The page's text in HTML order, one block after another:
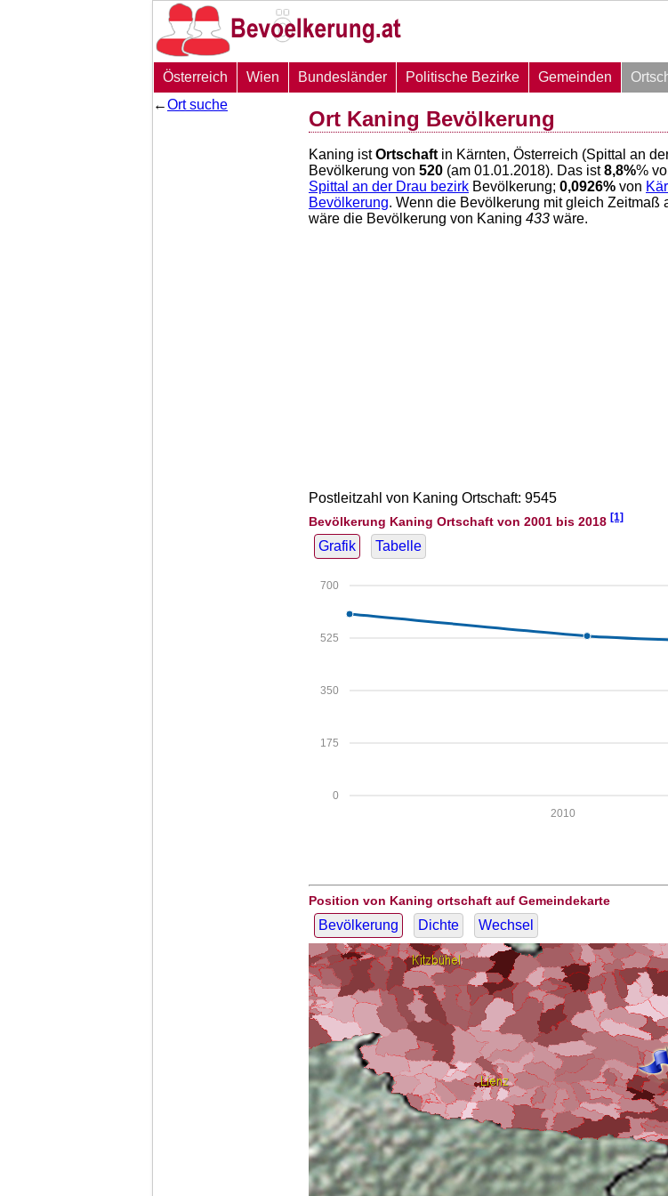
Österreich Wien Bundesländer Politische Bezirke Gemeinden
←Ort suche
Ort Kaning Bevölkerung
Kaning istOrtschaft in Kärnten, Österreich (Spittal an
Bevölkerung von 520 (am 01.01.2018). Das ist8,8%%
Spittal an der Drau bezirk Bevölkerung; 0,0926% von
Bevölkerung. Wenn die Bevölkerung mit gleich Zeitmaß
wäre die Bevölkerung von Kaning 433 wäre.
Postleitzahl von Kaning Ortschaft: 9545
Bevölkerung Kaning Ortschaft von 2001 bis 2018 [1]
Grafik Tabelle
0
175
350
525
700
2010
Position von Kaning ortschaft auf Gemeindekarte
Bevölkerung Dichte Wechsel